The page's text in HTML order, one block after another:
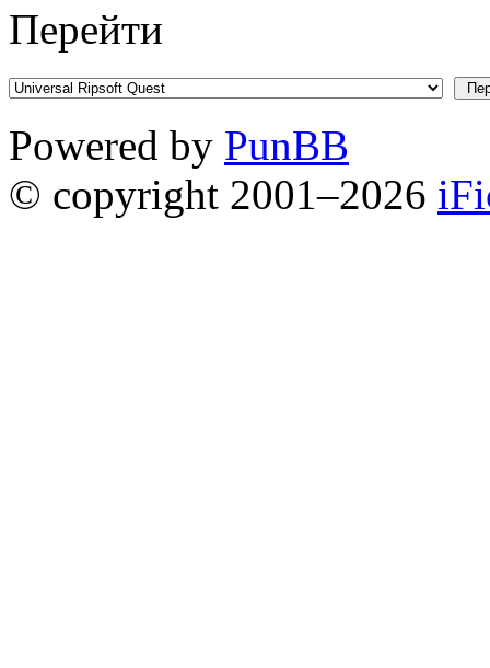
Перейти
Powered by PunBB
© copyright 2001–2026